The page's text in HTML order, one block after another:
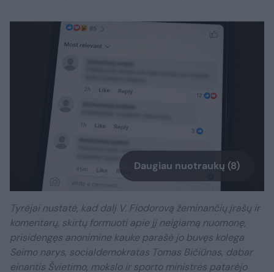
Daugiau nuotraukų (8)
Tyrėjai nustatė, kad dalį V. Fiodorovą žeminančių įrašų ir
komentarų, skirtų formuoti apie jį neigiamą nuomonę,
prisidengęs anonimine kauke parašė jo buvęs kolega
Seimo narys, socialdemokratas Tomas Bičiūnas, dabar
einantis Švietimo, mokslo ir sporto ministrės patarėjo